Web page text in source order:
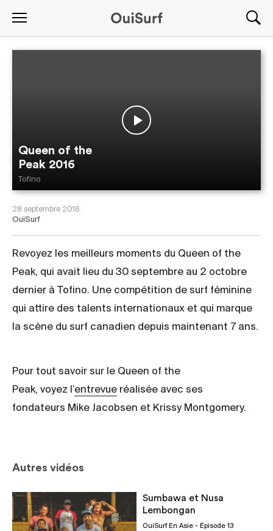
Queen of the
Peak 2016
Tofino
28 septembre 2016
OuiSurf
Revoyez les meilleurs moments du Queen of the
Peak, qui avait lieu du 30 septembre au 2 octobre
dernier à Tofino. Une compétition de surf féminine
qui attire des talents internationaux et qui marque
la scène du surf canadien depuis maintenant 7 ans.
Pour tout savoir sur le Queen of the
Peak, voyez l’entrevue réalisée avec ses
fondateurs Mike Jacobsen et Krissy Montgomery.
Autres vidéos
Sumbawa et Nusa
Lembongan
OuiSurf En Asie - Épisode 13